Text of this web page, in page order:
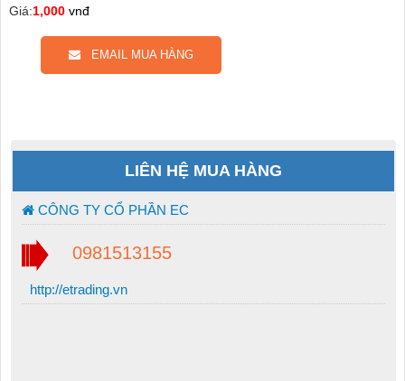
Giá:1,000 vnđ
EMAIL MUA HÀNG
LIÊN HỆ MUA HÀNG
CÔNG TY CỔ PHẦN EC
0981513155
http://etrading.vn